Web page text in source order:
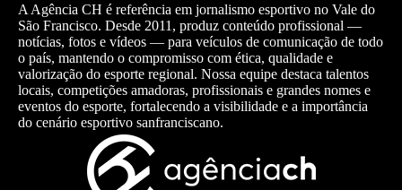
A Agência CH é referência em jornalismo esportivo no Vale do
São Francisco. Desde 2011, produz conteúdo profissional —
notícias, fotos e vídeos — para veículos de comunicação de todo
o país, mantendo o compromisso com ética, qualidade e
valorização do esporte regional. Nossa equipe destaca talentos
locais, competições amadoras, profissionais e grandes nomes e
eventos do esporte, fortalecendo a visibilidade e a importância
do cenário esportivo sanfranciscano.